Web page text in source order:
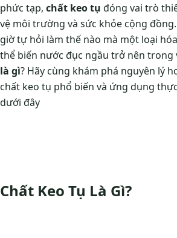
phức tạp, chất keo tụ đóng vai trò
vệ môi trường và sức khỏe cộng
giờ tự hỏi làm thế nào mà một loại
thể biến nước đục ngầu trở nên trong
là gì? Hãy cùng khám phá nguyên lý
chất keo tụ phổ biến và ứng dụng
dưới đây
Chất Keo Tụ Là Gì?